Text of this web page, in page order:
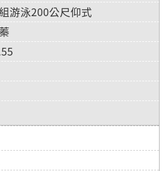
游泳200公尺仰式